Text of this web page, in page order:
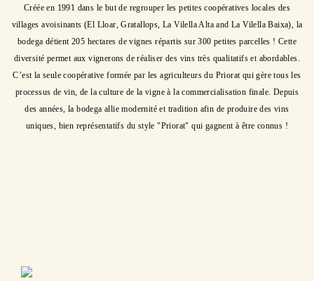
Créée en 1991 dans le but de regrouper les petites coopératives locales des
villages avoisinants (El Lloar, Gratallops, La Vilella Alta and La Vilella Baixa), la
bodega détient 205 hectares de vignes répartis sur 300 petites parcelles ! Cette
diversité permet aux vignerons de réaliser des vins très qualitatifs et abordables.
C’est la seule coopérative formée par les agriculteurs du Priorat qui gère tous les
processus de vin, de la culture de la vigne à la commercialisation finale. Depuis
des années, la bodega allie modernité et tradition afin de produire des vins
uniques, bien représentatifs du style "Priorat" qui gagnent à être connus !